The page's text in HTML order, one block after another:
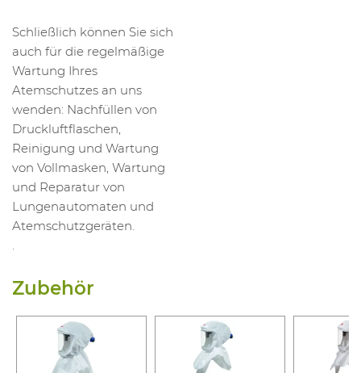
Schließlich können Sie sich
auch für die regelmäßige
Wartung Ihres
Atemschutzes an uns
wenden: Nachfüllen von
Druckluftflaschen,
Reinigung und Wartung
von Vollmasken, Wartung
und Reparatur von
Lungenautomaten und
Atemschutzgeräten.
Zubehör